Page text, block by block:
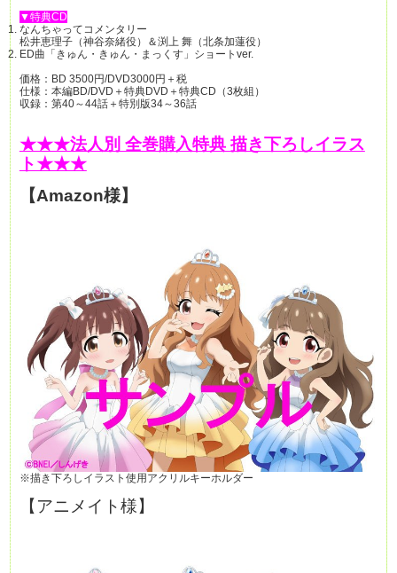
▼特典CD
なんちゃってコメンタリー
松井恵理子（神谷奈緒役）＆渕上 舞（北条加蓮役）
ED曲「きゅん・きゅん・まっくす」ショートver.
価格：BD 3500円/DVD3000円＋税
仕様：本編BD/DVD＋特典DVD＋特典CD（3枚組）
収録：第40～44話＋特別版34～36話
★★★法人別 全巻購入特典 描き下ろしイラス
ト★★★
【Amazon様】
※描き下ろしイラスト使用アクリルキーホルダー
【アニメイト様】